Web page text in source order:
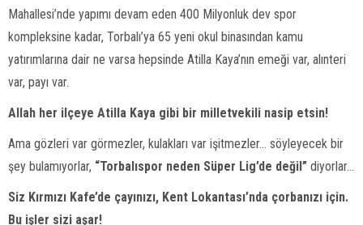
Mahallesi’nde yapımı devam eden 400 Milyonluk dev spor
kompleksine kadar, Torbalı’ya 65 yeni okul binasından kamu
yatırımlarına dair ne varsa hepsinde Atilla Kaya’nın emeği var, alınteri
var, payı var.
Allah her ilçeye Atilla Kaya gibi bir milletvekili nasip etsin!
Ama gözleri var görmezler, kulakları var işitmezler… söyleyecek bir
şey bulamıyorlar, “Torbalıspor neden Süper Lig’de değil” diyorlar…
Siz Kırmızı Kafe’de çayınızı, Kent Lokantası’nda çorbanızı için.
Bu işler sizi aşar!